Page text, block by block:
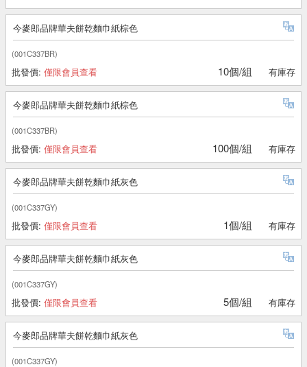
今麥郎品牌華夫餅乾麵巾紙棕色
(001C337BR)
批發價: 僅限會員查看 10個/組 有庫存
今麥郎品牌華夫餅乾麵巾紙棕色
(001C337BR)
批發價: 僅限會員查看 100個/組 有庫存
今麥郎品牌華夫餅乾麵巾紙灰色
(001C337GY)
批發價: 僅限會員查看 1個/組 有庫存
今麥郎品牌華夫餅乾麵巾紙灰色
(001C337GY)
批發價: 僅限會員查看 5個/組 有庫存
今麥郎品牌華夫餅乾麵巾紙灰色
(001C337GY)